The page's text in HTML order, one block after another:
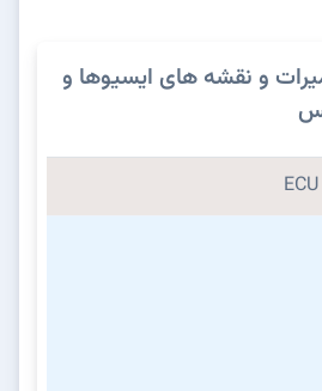
و نقشه های ایسیوها و